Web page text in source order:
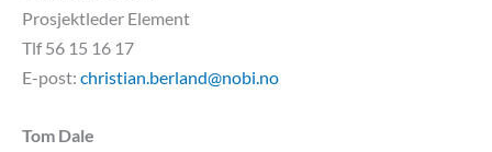
Prosjektleder Element
Tlf 56 15 16 17
E-post: christian.berland@nobi.no
Tom Dale